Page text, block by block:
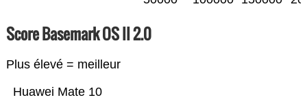
Score Basemark OS II 2.0
Plus élevé = meilleur
Huawei Mate 10